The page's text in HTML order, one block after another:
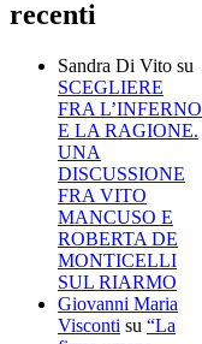
recenti
Sandra Di Vito su
SCEGLIERE
FRA L’INFERNO
E LA RAGIONE.
UNA
DISCUSSIONE
FRA VITO
MANCUSO E
ROBERTA DE
MONTICELLI
SUL RIARMO
Giovanni Maria
Visconti su “La